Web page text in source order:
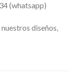
(whatsapp)
diseños,